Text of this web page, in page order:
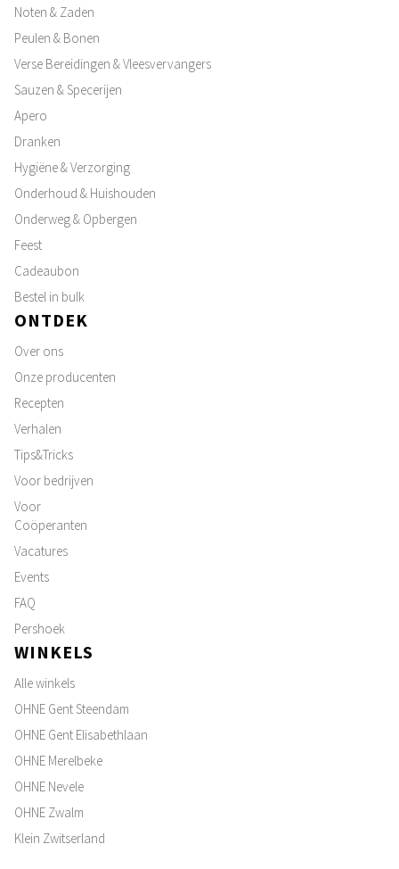
Noten & Zaden
Peulen & Bonen
Verse Bereidingen & Vleesvervangers
Sauzen & Specerijen
Apero
Dranken
Hygiëne & Verzorging
Onderhoud & Huishouden
Onderweg & Opbergen
Feest
Cadeaubon
Bestel in bulk
ONTDEK
Over ons
Onze producenten
Recepten
Verhalen
Tips&Tricks
Voor bedrijven
Voor
Coöperanten
Vacatures
Events
FAQ
Pershoek
WINKELS
Alle winkels
OHNE Gent Steendam
OHNE Gent Elisabethlaan
OHNE Merelbeke
OHNE Nevele
OHNE Zwalm
Klein Zwitserland